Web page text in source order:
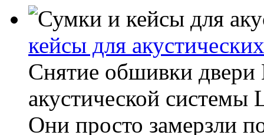
кейсы для
Снятие обшивки двери
акустической
Они просто замерзли